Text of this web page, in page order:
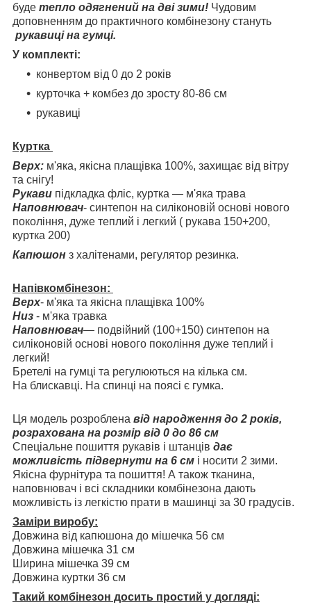
буде тепло одягнений на дві зими! Чудовим
доповненням до практичного комбінезону стануть
рукавиці на гумці.
У комплекті:
конвертом від 0 до 2 років
курточка + комбез до зросту 80-86 см
рукавиці
Куртка
Верх: м'яка, якісна плащівка 100%, захищає від вітру
та снігу!
Рукави підкладка фліс, куртка — м'яка трава
Наповнювач- синтепон на силіконовій основі нового
покоління, дуже теплий і легкий ( рукава 150+200,
куртка 200)
Капюшон з халітенами, регулятор резинка.
Напівкомбінезон:
Верх- м'яка та якісна плащівка 100%
Низ - м'яка травка
Наповнювач— подвійний (100+150) синтепон на
силіконовій основі нового покоління дуже теплий і
легкий!
Бретелі на гумці та регулюються на кілька см.
На блискавці. На спинці на поясі є гумка.
Ця модель розроблена від народження до 2 років,
розрахована на розмір від 0 до 86 см
Спеціальне пошиття рукавів і штанців дає
можливість підвернути на 6 см і носити 2 зими.
Якісна фурнітура та пошиття! А також тканина,
наповнювач і всі складники комбінезона дають
можливість із легкістю прати в машинці за 30 градусів.
Заміри виробу:
Довжина від капюшона до мішечка 56 см
Довжина мішечка 31 см
Ширина мішечка 39 см
Довжина куртки 36 см
Такий комбінезон досить простий у догляді: